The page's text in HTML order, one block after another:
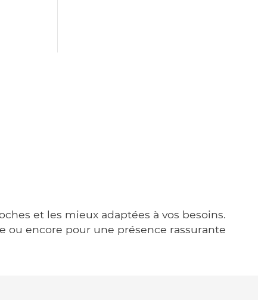
et les mieux adaptées à vos besoins.
ou encore pour une présence rassurante